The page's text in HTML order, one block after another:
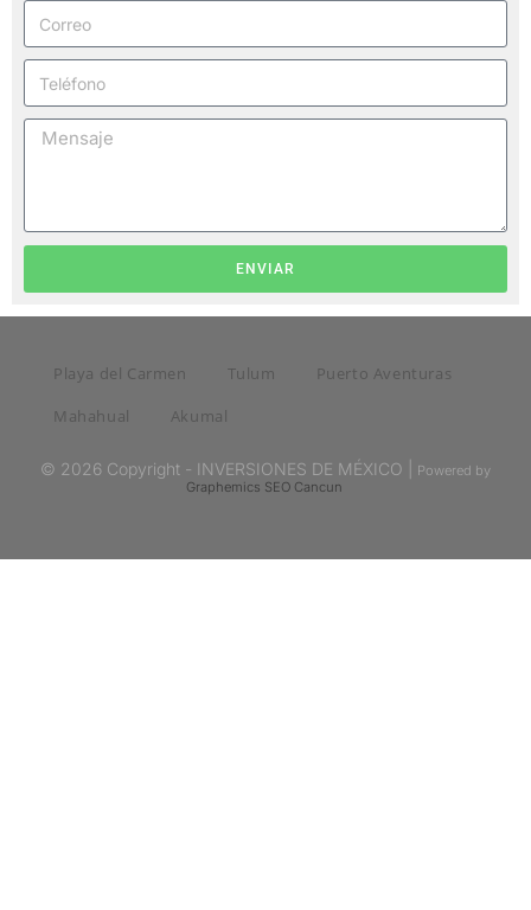
ENVIAR
Playa del Carmen Tulum
Puerto Aventuras
Mahahual
Akumal
© 2026 Copyright - INVERSIONES DE MÉXICO |
Powered by
Graphemics SEO Cancun